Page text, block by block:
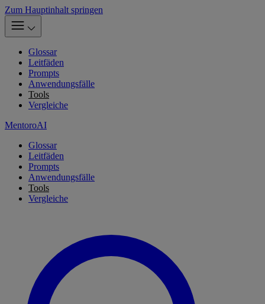
Zum Hauptinhalt springen
Glossar
Leitfäden
Prompts
Anwendungsfälle
Tools
Vergleiche
MentoroAI
Glossar
Leitfäden
Prompts
Anwendungsfälle
Tools
Vergleiche